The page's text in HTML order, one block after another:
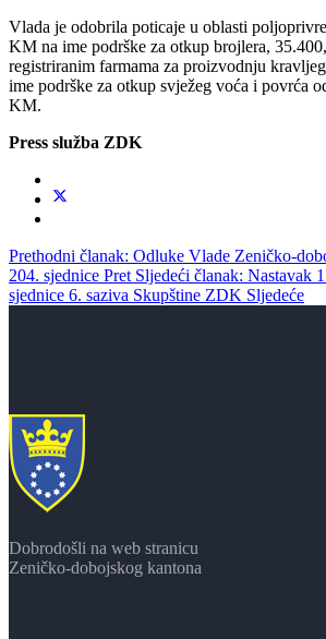
Vlada je odobrila poticaje u oblasti
KM na ime podrške za otkup brojlera,
registriranim farmama za proizvodnju
ime podrške za otkup svježeg voća i povrća
KM.
Press služba ZDK
Prethodni članak: Odluke Vlade Zeničko-
204. sjednice Pret Sljedeći članak: Nastavak
sjednice 6. saziva Skupštine ZDK Sljedeće
Dobrodošli na web stranicu
Zeničko-dobojskog kantona